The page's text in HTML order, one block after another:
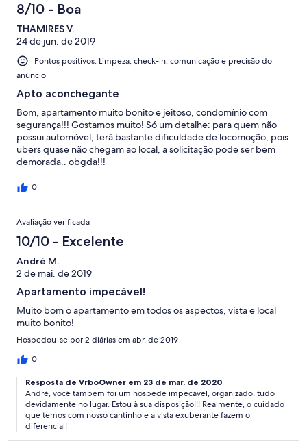
8/10 - Boa
THAMIRES V.
24 de jun. de 2019
Pontos positivos: Limpeza, check-in, comunicação e precisão do
anúncio
Apto aconchegante
Bom, apartamento muito bonito e jeitoso, condomínio com
segurança!!! Gostamos muito! Só um detalhe: para quem não
possui automóvel, terá bastante dificuldade de locomoção, pois
ubers quase não chegam ao local, a solicitação pode ser bem
demorada.. obgda!!!
0
Avaliação verificada
10/10 - Excelente
André M.
2 de mai. de 2019
Apartamento impecável!
Muito bom o apartamento em todos os aspectos, vista e local
muito bonito!
Hospedou-se por 2 diárias em abr. de 2019
0
Resposta de VrboOwner em 23 de mar. de 2020
André, você também foi um hospede impecável, organizado, tudo
devidamente no lugar. Estou à sua disposição!!! Realmente, o cuidado
que temos com nosso cantinho e a vista exuberante fazem o
diferencial!